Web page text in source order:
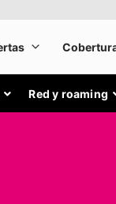
Red y roaming